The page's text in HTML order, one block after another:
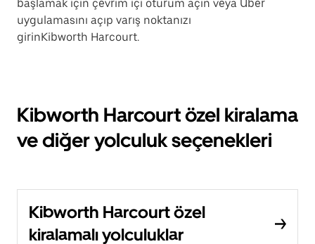
başlamak için çevrim içi oturum açın veya Uber
uygulamasını açıp varış noktanızı
girinKibworth Harcourt.
Kibworth Harcourt özel kiralama
ve diğer yolculuk seçenekleri
Kibworth Harcourt özel
kiralamalı yolculuklar